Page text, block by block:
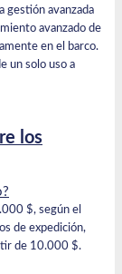
gestión avanzada
avanzado de
en el barco.
un solo uso a
los
$, según el
de expedición,
de 10.000 $.